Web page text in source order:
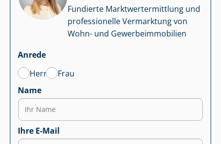
Fundierte Markt­wert­ermitt­lung und
professionelle Vermarktung von
Wohn- und Ge­wer­be­im­mo­bi­li­en
Anrede
Herr
Frau
Name
Ihre E-Mail